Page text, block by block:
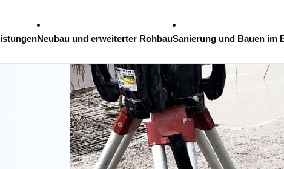
Neubau und erweiterter RohbauSanierung und Bauen im